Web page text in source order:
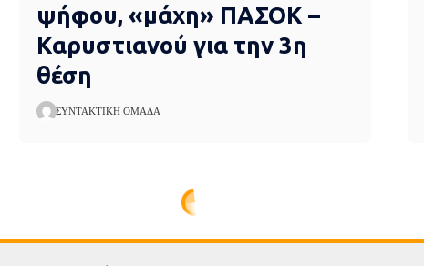
ψήφου, «μάχη» ΠΑΣΟΚ –
Καρυστιανού για την 3η
θέση
ΣΥΝΤΑΚΤΙΚΉ ΟΜΆΔΑ